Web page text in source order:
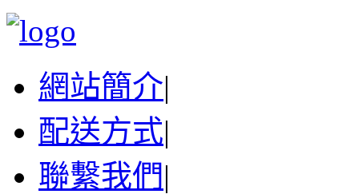
網站簡介|
配送方式|
聯繫我們|